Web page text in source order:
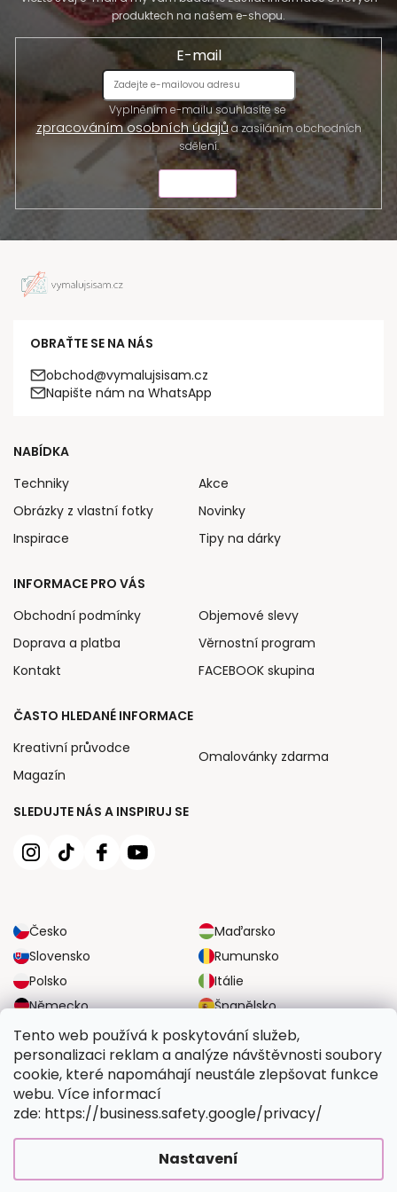
Tento web používá k poskytování služeb,
personalizaci reklam a analýze návštěvnosti soubory
cookie, které napomáhají neustále zlepšovat funkce
webu. Více informací
zde: https://business.safety.google/privacy/
Nastavení
produktech na našem e-shopu.
E-mail
Vyplněním e-mailu souhlasíte se
zpracováním osobních údajůa zasíláním obchodních
sdělení.
OBRAŤTE SE NA NÁS
obchod@vymalujsisam.cz
Napište nám na WhatsApp
SLEDUJTE NÁS A INSPIRUJ SE
Česko
Maďarsko
Slovensko
Rumunsko
Polsko
Itálie
Německo
Španělsko
Velká Británie
Rakousko
NABÍDKA
Techniky
Obrázky z vlastní fotky
Inspirace
Akce
Novinky
Tipy na dárky
INFORMACE PRO VÁS
Obchodní podmínky
Doprava a platba
Kontakt
Objemové slevy
Věrnostní program
FACEBOOK skupina
ČASTO HLEDANÉ INFORMACE
Kreativní průvodce
Magazín
Omalovánky zdarma
SPOLEHLIVÉ MOŽNOSTI DOPRAVY
BEZPEČNÉ MOŽNOSTI PLATBY